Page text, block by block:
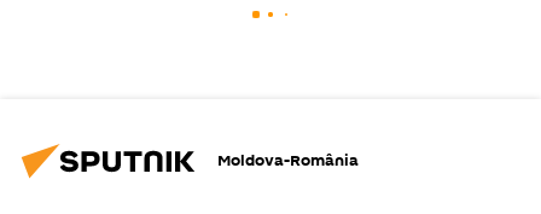
Moldova-România